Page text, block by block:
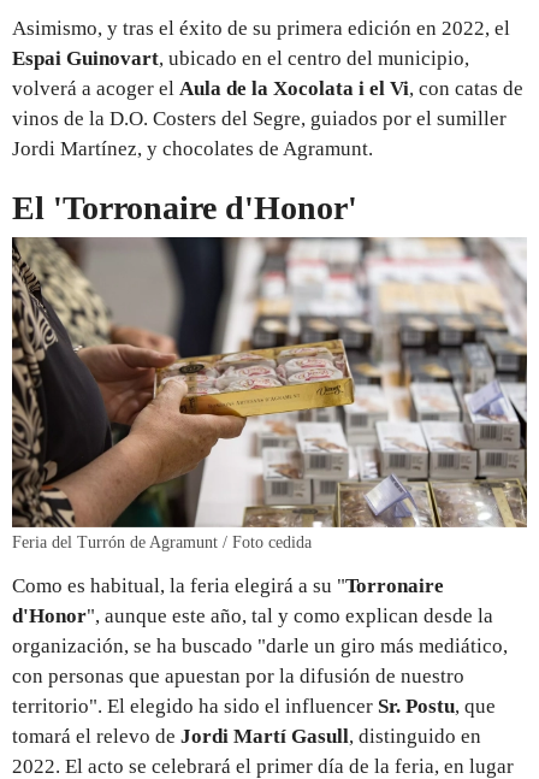
Asimismo, y tras el éxito de su primera edición en 2022, el
Espai Guinovart, ubicado en el centro del municipio,
volverá a acoger el Aula de la Xocolata i el Vi, con catas de
vinos de la D.O. Costers del Segre, guiados por el sumiller
Jordi Martínez, y chocolates de Agramunt.
El 'Torronaire d'Honor'
Feria del Turrón de Agramunt / Foto cedida
Como es habitual, la feria elegirá a su "Torronaire
d'Honor", aunque este año, tal y como explican desde la
organización, se ha buscado "darle un giro más mediático,
con personas que apuestan por la difusión de nuestro
territorio". El elegido ha sido el influencer Sr. Postu, que
tomará el relevo de Jordi Martí Gasull, distinguido en
2022. El acto se celebrará el primer día de la feria, en lugar